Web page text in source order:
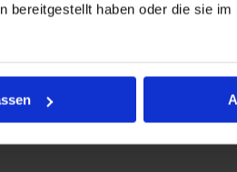
haben oder die sie